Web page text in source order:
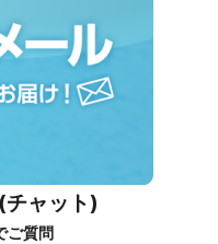
(チャット)
ご質問